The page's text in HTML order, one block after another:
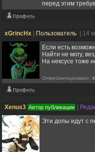
перед этим
xGrincHx Пользователь | 14
Если есть
Найти не могу,
На нексусе тоже
Отредактировано:
Xenus3 Автор публикации
Эти допы идут с